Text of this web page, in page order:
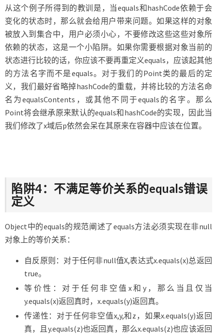
从这个例子所得到的教训是，当equals和hashCode依赖于会
变化的状态时，那么就会给用户带来问题。如果这样的对象
被放入到集合中，用户必须小心，不要修改这些这些对象所
依赖的状态，这是一个小陷阱。如果你需要根据对象当前的
状态进行比较的话，你应该不要再重定义equals，应该起其他
的方法名字而不是equals。对于我们的Point类的最后的定
义，我们最好省略掉hashCode的重载，并将比较的方法名命
名为equalsContents，或其他不同于equals的名字。那么
Point将会继承原来默认的equals和hashCode的实现，因此当
我们修改了x域后p依然会呆在其原来在容器中应该在位置。
陷阱4：不满足等价关系的equals错误
定义
Object中的equals的规范阐述了equals方法必须实现在非null
对象上的等价关系：
自反原则：对于任何非null值X,表达式x.equals(x)总返回
true。
等价性：对于任何非空值x和y，那么当且仅当
y.equals(x)返回真时，x.equals(y)返回真。
传递性：对于任何非空值x,y,和z，如果x.equals(y)返回
真，且y.equals(z)也返回真，那么x.equals(z)也应该返回